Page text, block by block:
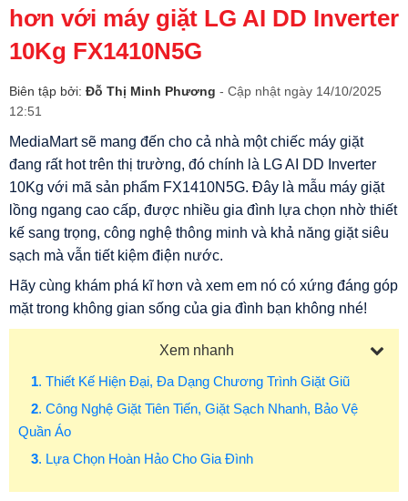
hơn với máy giặt LG AI DD Inverter
10Kg FX1410N5G
Biên tập bởi: Đỗ Thị Minh Phương - Cập nhật ngày 14/10/2025
12:51
MediaMart sẽ mang đến cho cả nhà một chiếc máy giặt
đang rất hot trên thị trường, đó chính là LG AI DD Inverter
10Kg với mã sản phẩm FX1410N5G. Đây là mẫu máy giặt
lồng ngang cao cấp, được nhiều gia đình lựa chọn nhờ thiết
kế sang trọng, công nghệ thông minh và khả năng giặt siêu
sạch mà vẫn tiết kiệm điện nước.
Hãy cùng khám phá kĩ hơn và xem em nó có xứng đáng góp
mặt trong không gian sống của gia đình bạn không nhé!
Xem nhanh
1. Thiết Kế Hiện Đại, Đa Dạng Chương Trình Giặt Giũ
2. Công Nghệ Giặt Tiên Tiến, Giặt Sạch Nhanh, Bảo Vệ
Quần Áo
3. Lựa Chọn Hoàn Hảo Cho Gia Đình